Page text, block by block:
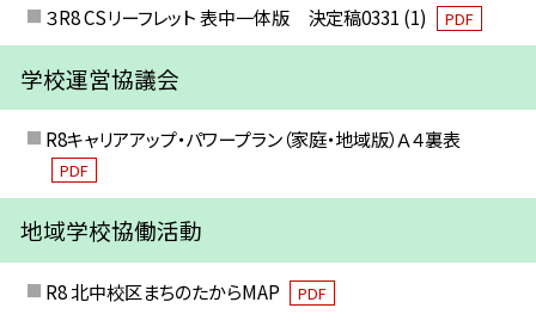
３R8 CSリーフレット 表中一体版 決定稿0331 (1) PDF
学校運営協議会
R8キャリアアップ・パワープラン（家庭・地域版）Ａ４裏表
PDF
地域学校協働活動
R8 北中校区まちのたからMAP PDF